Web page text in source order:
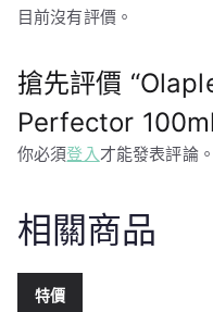
目前沒有評價。
搶先評價
Perfector
你必須登入才能發表評論。
相關商品
特價